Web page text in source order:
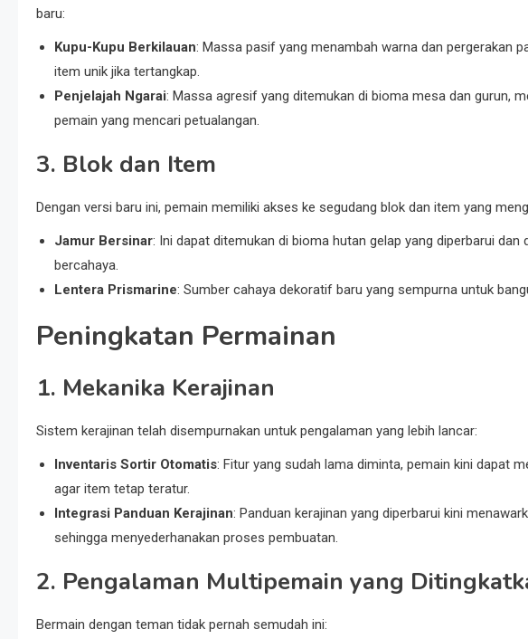
baru:
Kupu-Kupu Berkilauan: Massa pasif yang menambah warna dan pergerakan
item unik jika tertangkap.
Penjelajah Ngarai: Massa agresif yang ditemukan di bioma mesa dan gurun,
pemain yang mencari petualangan.
3. Blok dan Item
Dengan versi baru ini, pemain memiliki akses ke segudang blok dan item yang
Jamur Bersinar: Ini dapat ditemukan di bioma hutan gelap yang diperbarui
bercahaya.
Lentera Prismarine: Sumber cahaya dekoratif baru yang sempurna untuk
Peningkatan Permainan
1. Mekanika Kerajinan
Sistem kerajinan telah disempurnakan untuk pengalaman yang lebih lancar:
Inventaris Sortir Otomatis: Fitur yang sudah lama diminta, pemain kini dapat
agar item tetap teratur.
Integrasi Panduan Kerajinan: Panduan kerajinan yang diperbarui kini
sehingga menyederhanakan proses pembuatan.
2. Pengalaman Multipemain yang
Bermain dengan teman tidak pernah semudah ini: